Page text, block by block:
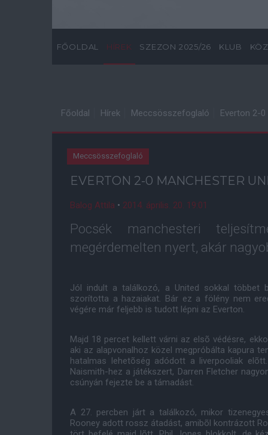
FŐOLDAL HÍREK SZEZON 2025/26 KLUB
Főoldal Hírek Meccsösszefoglaló Everton 2-
Meccsösszefoglaló
EVERTON 2-0 MANCHESTER
Balog Attila • 2014. április. 20. 19:01
Pocsék manchesteri
megérdemelten nyert, akár
Jól indult a találkozó, a United sokkal többet
szorította a hazaiakat. Bár ez a fölény nem
végére már feljebb is tudott lépni az Everton.
Majd 18 percet kellett várni az elsõ védésre,
aki az alapvonalhoz közel megpróbálta kapura
hatalmas lehetõség adódott a liverpooliak
Naismith-hez a játékszert, Darren Fletcher
csúnyán fejezte be a támadást.
A 27. percben járt a találkozó, mikor
Rooney adott rossz átadást, amibõl kontrázott